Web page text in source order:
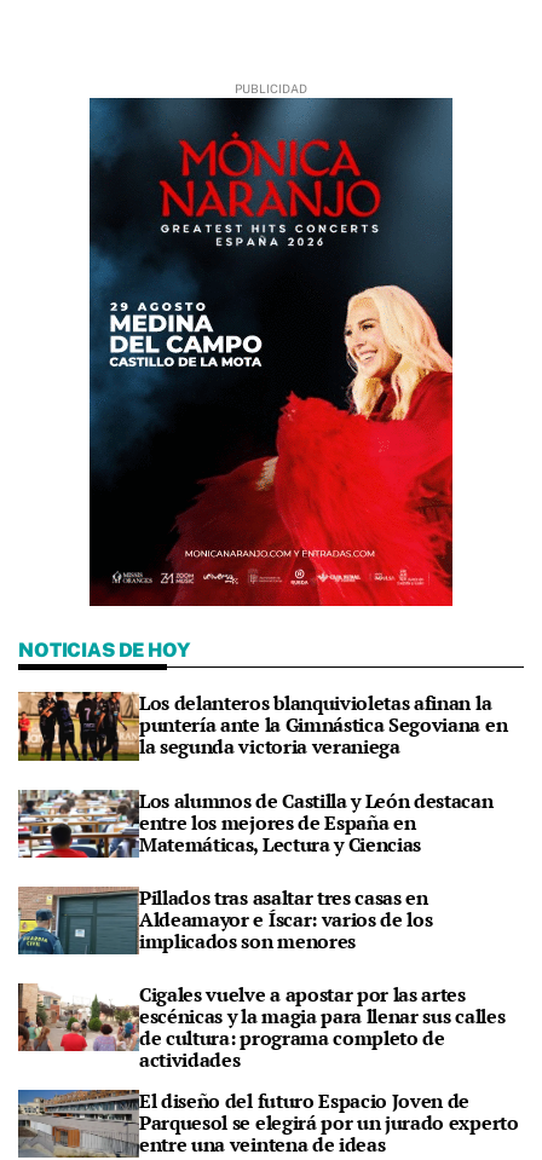
NOTICIAS DE HOY
Los delanteros blanquivioletas afinan la
puntería ante la Gimnástica Segoviana en
la segunda victoria veraniega
Los alumnos de Castilla y León destacan
entre los mejores de España en
Matemáticas, Lectura y Ciencias
Pillados tras asaltar tres casas en
Aldeamayor e Íscar: varios de los
implicados son menores
Cigales vuelve a apostar por las artes
escénicas y la magia para llenar sus calles
de cultura: programa completo de
actividades
El diseño del futuro Espacio Joven de
Parquesol se elegirá por un jurado experto
entre una veintena de ideas